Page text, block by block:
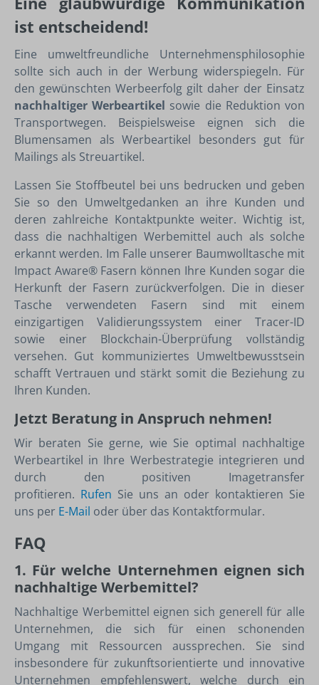
ist entscheidend!
Eine umweltfreundliche Unternehmensphilosophie
sollte sich auch in der Werbung widerspiegeln. Für
den gewünschten Werbeerfolg gilt daher der Einsatz
nachhaltiger Werbeartikel sowie die Reduktion von
Transportwegen. Beispielsweise eignen sich die
Blumensamen als Werbeartikel besonders gut für
Mailings als Streuartikel.
Lassen Sie Stoffbeutel bei uns bedrucken und geben
Sie so den Umweltgedanken an ihre Kunden und
deren zahlreiche Kontaktpunkte weiter. Wichtig ist,
dass die nachhaltigen Werbemittel auch als solche
erkannt werden. Im Falle unserer Baumwolltasche mit
Impact Aware® Fasern können Ihre Kunden sogar die
Herkunft der Fasern zurückverfolgen. Die in dieser
Tasche verwendeten Fasern sind mit einem
einzigartigen Validierungssystem einer Tracer-ID
sowie einer Blockchain-Überprüfung vollständig
versehen. Gut kommuniziertes Umweltbewusstsein
schafft Vertrauen und stärkt somit die Beziehung zu
Ihren Kunden.
Jetzt Beratung in Anspruch nehmen!
Wir beraten Sie gerne, wie Sie optimal nachhaltige
Werbeartikel in Ihre Werbestrategie integrieren und
durch den positiven Imagetransfer
profitieren. Rufen Sie uns an oder kontaktieren Sie
uns per E-Mail oder über das Kontaktformular.
FAQ
1. Für welche Unternehmen eignen sich
nachhaltige Werbemittel?
Nachhaltige Werbemittel eignen sich generell für alle
Unternehmen, die sich für einen schonenden
Umgang mit Ressourcen aussprechen. Sie sind
insbesondere für zukunftsorientierte und innovative
Unternehmen empfehlenswert, welche durch ein